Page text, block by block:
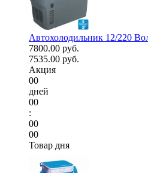
Автохолодильник 12/220
7800.00 руб.
7535.00 руб.
Акция
00
дней
00
:
00
00
Товар дня